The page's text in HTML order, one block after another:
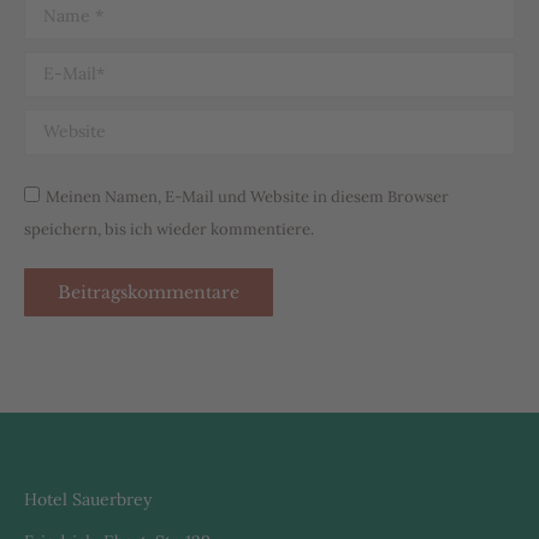
Name *
E-Mail *
Website
Meinen Namen, E-Mail und Website in diesem Browser
speichern, bis ich wieder kommentiere.
Beitragskommentare
Hotel Sauerbrey